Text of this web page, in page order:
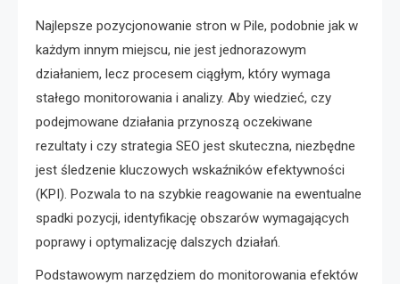
Najlepsze pozycjonowanie stron w Pile, podobnie jak w
każdym innym miejscu, nie jest jednorazowym
działaniem, lecz procesem ciągłym, który wymaga
stałego monitorowania i analizy. Aby wiedzieć, czy
podejmowane działania przynoszą oczekiwane
rezultaty i czy strategia SEO jest skuteczna, niezbędne
jest śledzenie kluczowych wskaźników efektywności
(KPI). Pozwala to na szybkie reagowanie na ewentualne
spadki pozycji, identyfikację obszarów wymagających
poprawy i optymalizację dalszych działań.
Podstawowym narzędziem do monitorowania efektów